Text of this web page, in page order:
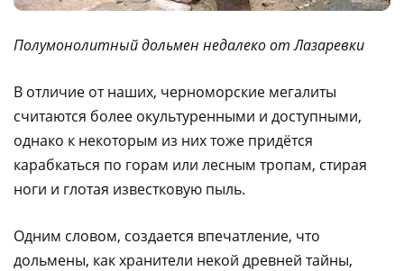
Полумонолитный дольмен недалеко от Лазаревки
В отличие от наших, черноморские мегалиты
считаются более окультуренными и доступными,
однако к некоторым из них тоже придётся
карабкаться по горам или лесным тропам, стирая
ноги и глотая известковую пыль.
Одним словом, создается впечатление, что
дольмены, как хранители некой древней тайны,